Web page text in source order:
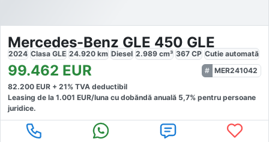
Mercedes-Benz GLE 450 GLE
2024 Clasa GLE 24.920 km Diesel 2.989 cm³ 367 CP Cutie automată
99.462 EUR
MER241042
82.200 EUR + 21% TVA deductibil
Leasing de la 1.001 EUR/luna cu dobăndă anuală 5,7% pentru persoane
juridice.